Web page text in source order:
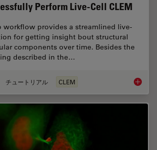
Perform Live-Cell CLEM
workflow provides a streamlined live-
for getting insight bout structural
components over time. Besides the
described in the…
チュートリアル CLEM How to